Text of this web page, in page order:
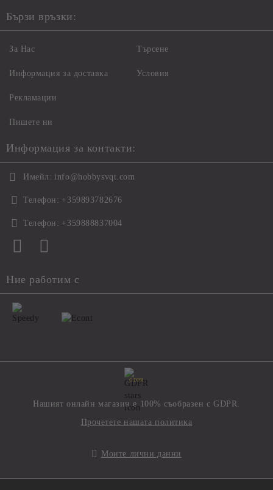
Бързи връзки:
За Нас
Информация за доставка
Рекламации
Пишете ни
Търсене
Условия
Информация за контакти:
Имейл: info@hobbysvqt.com
Телефон: +359893782676
Телефон: +359888837004
Ние работим с
GDPR
Нашият онлайн магазин е 100% съобразен с GDPR.
Прочетете нашата политика
Моите лични данни